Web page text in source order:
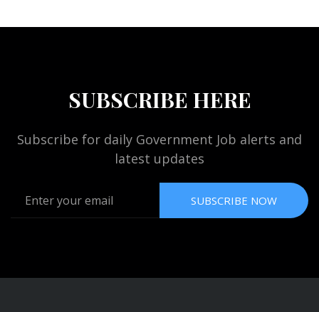
SUBSCRIBE HERE
Subscribe for daily Government Job alerts and
latest updates
SUBSCRIBE NOW